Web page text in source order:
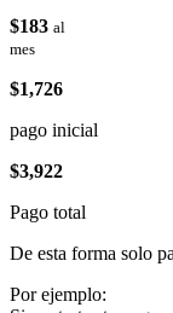
$183 al
mes
$1,726
pago inicial
$3,922
Pago total
De esta forma solo
Por ejemplo: